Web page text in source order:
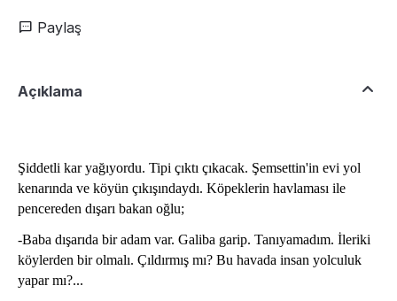
Paylaş
Açıklama
Şiddetli kar yağıyordu. Tipi çıktı çıkacak. Şemsettin'in evi yol
kenarında ve köyün çıkışındaydı. Köpeklerin havlaması ile
pencereden dışarı bakan oğlu;
-Baba dışarıda bir adam var. Galiba garip. Tanıyamadım. İleriki
köylerden bir olmalı. Çıldırmış mı? Bu havada insan yolculuk
yapar mı?...